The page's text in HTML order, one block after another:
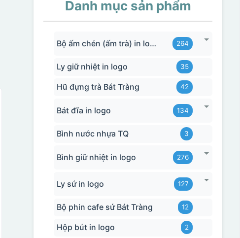
Danh mục sản phẩm
Bộ ấm chén (ấm trà) in logo 264
Ly giữ nhiệt in logo 35
Hũ đựng trà Bát Tràng 42
Bát đĩa in logo 134
Bình nước nhựa TQ 3
Bình giữ nhiệt in logo 276
Ly sứ in logo 127
Bộ phin cafe sứ Bát Tràng 12
Hộp bút in logo 2